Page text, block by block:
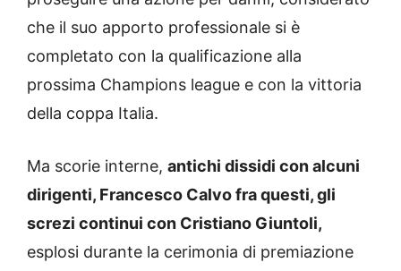
che il suo apporto professionale si è
completato con la qualificazione alla
prossima Champions league e con la vittoria
della coppa Italia.
Ma scorie interne, antichi dissidi con alcuni
dirigenti, Francesco Calvo fra questi, gli
screzi continui con Cristiano Giuntoli,
esplosi durante la cerimonia di premiazione